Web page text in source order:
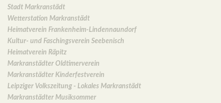
Stadt Markranstädt
Wetterstation Markranstädt
Heimatverein Frankenheim-Lindennaundorf
Kultur- und Faschingsverein Seebenisch
Heimatverein Räpitz
Markranstädter Oldtimerverein
Markranstädter Kinderfestverein
Leipziger Volkszeitung - Lokales Markranstädt
Markranstädter Musiksommer